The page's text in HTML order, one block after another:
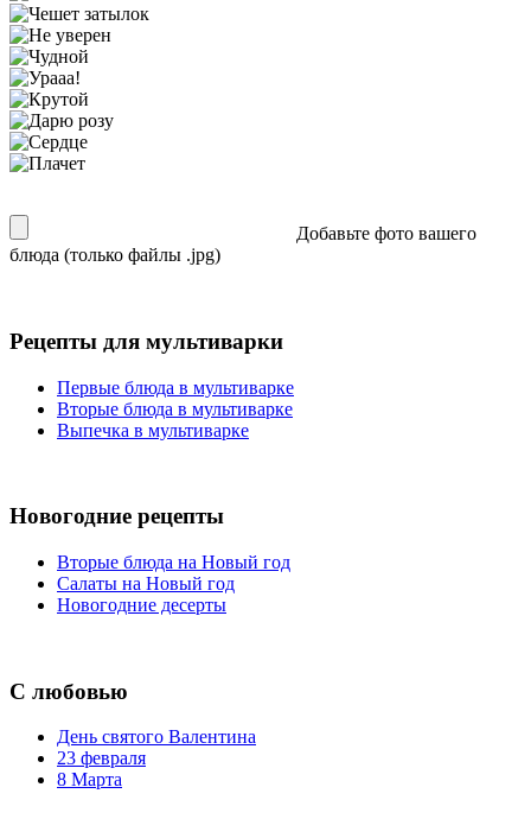
Добавьте фото вашего
блюда (только файлы .jpg)
Рецепты для мультиварки
Первые блюда в мультиварке
Вторые блюда в мультиварке
Выпечка в мультиварке
Новогодние рецепты
Вторые блюда на Новый год
Салаты на Новый год
Новогодние десерты
С любовью
День святого Валентина
23 февраля
8 Марта